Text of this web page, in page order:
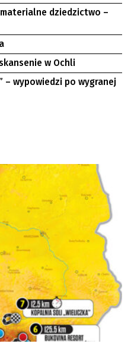
dziedzictwo –
w Ochli
– wypowiedzi po wygranej